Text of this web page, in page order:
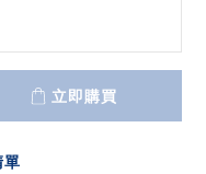
立即購買
單